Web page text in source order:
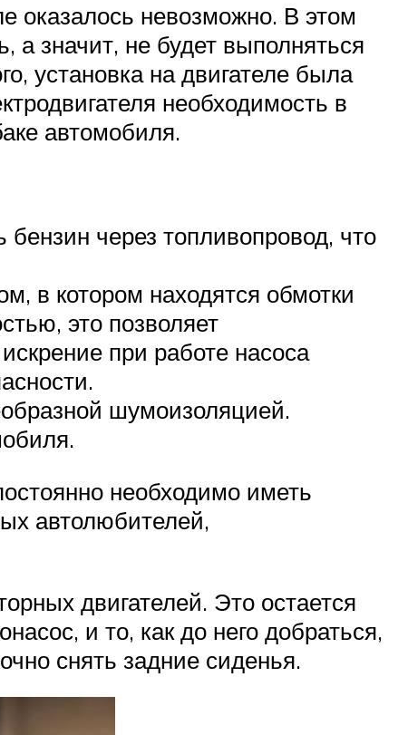
оказалось невозможно. В этом
а значит, не будет выполняться
установка на двигателе была
необходимость в
автомобиля.
через топливопровод, что
в котором находятся обмотки
это позволяет
при работе насоса
шумоизоляцией.
необходимо иметь
автолюбителей,
двигателей. Это остается
и то, как до него добраться,
снять задние сиденья.